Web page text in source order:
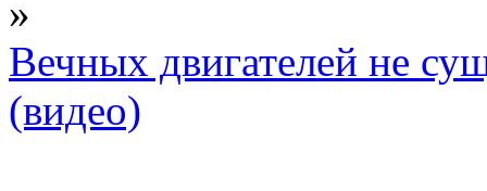
»
Вечных двигателей не
(видео)